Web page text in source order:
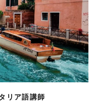
リア語講師